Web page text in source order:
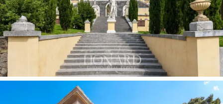
ومرفأ للقوارب:وصول مباشر إلى البحر، وهو أمر نادر
في ريفييرا ليغوريا، يتيح الوصول إلى ميناء ألاسيو
الصغير في غضون دقائق معدودة عبر الماء. كما أن
توفر مراسي القوارب في الجوار يجعل العقار متاحًا
بالكامللأصحاب اليخوت والقوارب الخاصة